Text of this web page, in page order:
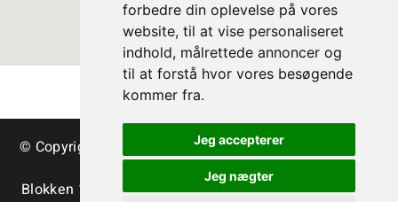
forbedre din oplevelse på vores
website, til at vise personaliseret
indhold, målrettede annoncer og
til at forstå hvor vores besøgende
kommer fra.
Jeg accepterer
Jeg nægter
© Copyright Danish Christmas Tree Association - trees
& greenery
Blokken 15 | DK-3460 Birkerød | Tlf.:+45 45 35 24 12